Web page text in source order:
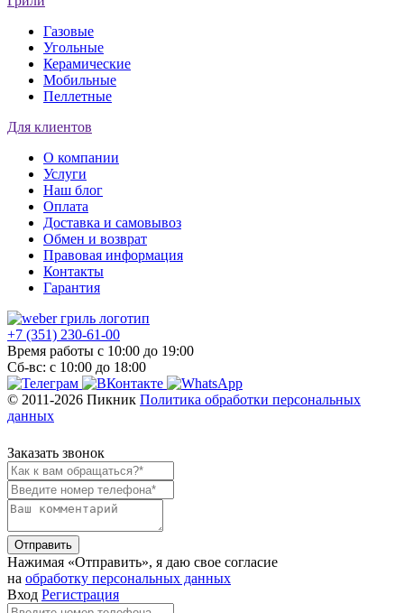
Газовые
Угольные
Керамические
Мобильные
Пеллетные
Для клиентов
О компании
Услуги
Наш блог
Оплата
Доставка и самовывоз
Обмен и возврат
Правовая информация
Контакты
Гарантия
+7 (351) 230-61-00
Время работы с 10:00 до 19:00
Сб-вс: с 10:00 до 18:00
© 2011-2026 Пикник Политика обработки персональных
данных
Заказать звонок
Отправить
Нажимая «Отправить»‎, я даю свое согласие
на обработку персональных данных
Вход Регистрация